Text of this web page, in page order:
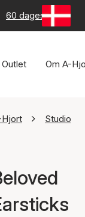
60 dages returret
Outlet Om A-
Hjort Studio.Z